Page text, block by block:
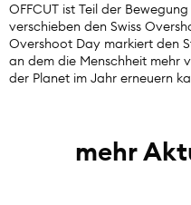
OFFCUT ist Teil der
verschieben den Swiss
Overshoot Day markiert den
an dem die Menschheit mehr
der Planet im Jahr erneuern
mehr